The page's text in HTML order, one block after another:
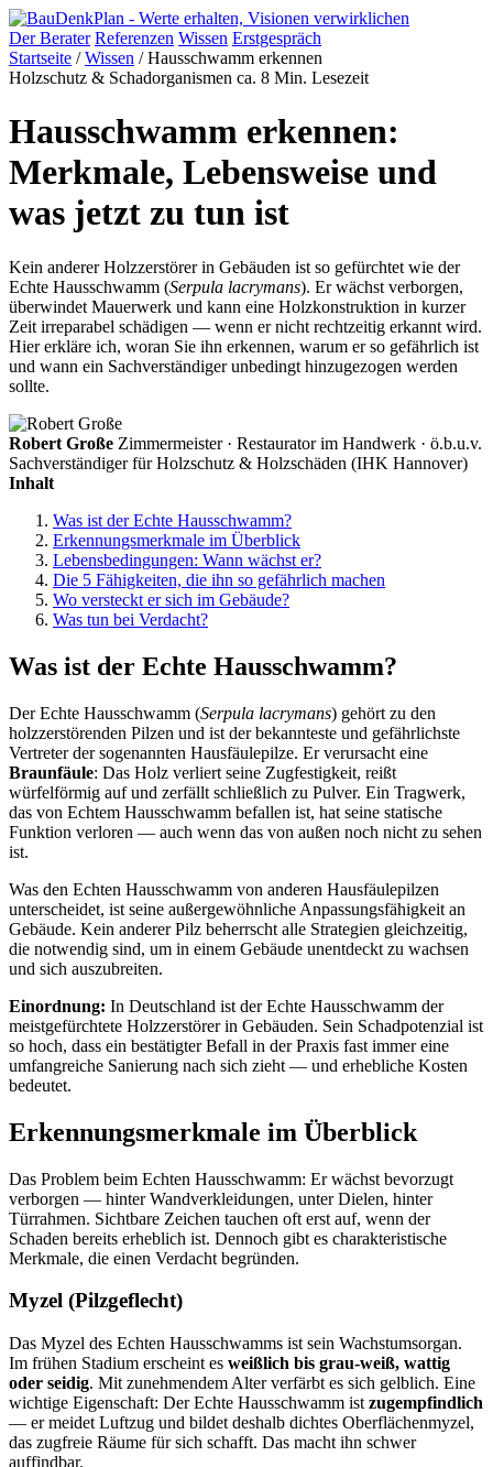
Der Berater Referenzen Wissen Erstgespräch
Startseite / Wissen / Hausschwamm erkennen
Holzschutz & Schadorganismen ca. 8 Min. Lesezeit
Hausschwamm erkennen:
Merkmale, Lebensweise und
was jetzt zu tun ist
Kein anderer Holzzerstörer in Gebäuden ist so gefürchtet wie der
Echte Hausschwamm (Serpula lacrymans). Er wächst verborgen,
überwindet Mauerwerk und kann eine Holzkonstruktion in kurzer
Zeit irreparabel schädigen — wenn er nicht rechtzeitig erkannt wird.
Hier erkläre ich, woran Sie ihn erkennen, warum er so gefährlich ist
und wann ein Sachverständiger unbedingt hinzugezogen werden
sollte.
Robert Große Zimmermeister · Restaurator im Handwerk · ö.b.u.v.
Sachverständiger für Holzschutz & Holzschäden (IHK Hannover)
Inhalt
Was ist der Echte Hausschwamm?
Erkennungsmerkmale im Überblick
Lebensbedingungen: Wann wächst er?
Die 5 Fähigkeiten, die ihn so gefährlich machen
Wo versteckt er sich im Gebäude?
Was tun bei Verdacht?
Was ist der Echte Hausschwamm?
Der Echte Hausschwamm (Serpula lacrymans) gehört zu den
holzzerstörenden Pilzen und ist der bekannteste und gefährlichste
Vertreter der sogenannten Hausfäulepilze. Er verursacht eine
Braunfäule: Das Holz verliert seine Zugfestigkeit, reißt
würfelförmig auf und zerfällt schließlich zu Pulver. Ein Tragwerk,
das von Echtem Hausschwamm befallen ist, hat seine statische
Funktion verloren — auch wenn das von außen noch nicht zu sehen
ist.
Was den Echten Hausschwamm von anderen Hausfäulepilzen
unterscheidet, ist seine außergewöhnliche Anpassungsfähigkeit an
Gebäude. Kein anderer Pilz beherrscht alle Strategien gleichzeitig,
die notwendig sind, um in einem Gebäude unentdeckt zu wachsen
und sich auszubreiten.
Einordnung: In Deutschland ist der Echte Hausschwamm der
meistgefürchtete Holzzerstörer in Gebäuden. Sein Schadpotenzial ist
so hoch, dass ein bestätigter Befall in der Praxis fast immer eine
umfangreiche Sanierung nach sich zieht — und erhebliche Kosten
bedeutet.
Erkennungsmerkmale im Überblick
Das Problem beim Echten Hausschwamm: Er wächst bevorzugt
verborgen — hinter Wandverkleidungen, unter Dielen, hinter
Türrahmen. Sichtbare Zeichen tauchen oft erst auf, wenn der
Schaden bereits erheblich ist. Dennoch gibt es charakteristische
Merkmale, die einen Verdacht begründen.
Myzel (Pilzgeflecht)
Das Myzel des Echten Hausschwamms ist sein Wachstumsorgan.
Im frühen Stadium erscheint es weißlich bis grau-weiß, wattig
oder seidig. Mit zunehmendem Alter verfärbt es sich gelblich. Eine
wichtige Eigenschaft: Der Echte Hausschwamm ist zugempfindlich
— er meidet Luftzug und bildet deshalb dichtes Oberflächenmyzel,
das zugfreie Räume für sich schafft. Das macht ihn schwer
auffindbar.